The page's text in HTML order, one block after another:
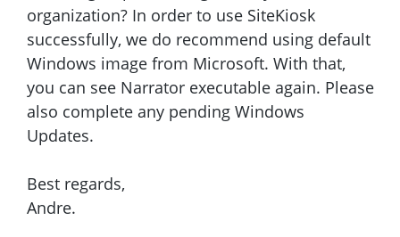
organization? In order to use SiteKiosk
successfully, we do recommend using default
Windows image from Microsoft. With that,
you can see Narrator executable again. Please
also complete any pending Windows
Updates.
Best regards,
Andre.